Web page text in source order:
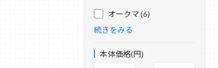
オークマ (6)
続きをみる
本体価格(円)